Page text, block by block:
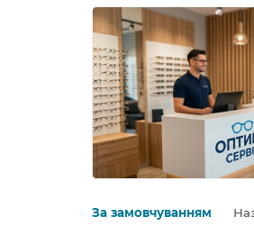
За замовчуванням